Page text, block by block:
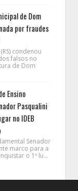
de Dom
por fraudes
condenou
falsos no
de Dom
Ensino
Pasqualini
no IDEB
Senador
marco para a
o 1º lu...